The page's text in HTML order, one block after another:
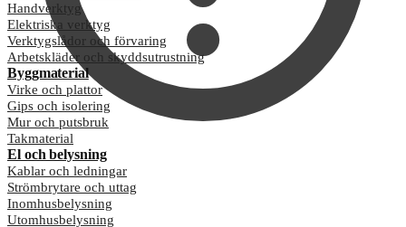
Handverktyg
Elektriska verktyg
Verktygslådor och förvaring
Arbetskläder och skyddsutrustning
Byggmaterial
Virke och plattor
Gips och isolering
Mur och putsbruk
Takmaterial
El och belysning
Kablar och ledningar
Strömbrytare och uttag
Inomhusbelysning
Utomhusbelysning